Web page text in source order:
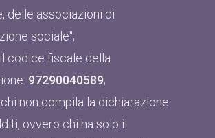
delle associazioni di
sociale";
codice fiscale della
97290040589;
non compila la dichiarazione
ovvero chi ha solo il